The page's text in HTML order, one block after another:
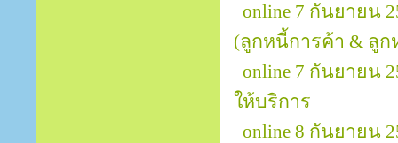
online 7 กันยายน
(ลูกหนี้การค้า & ลูก
online 7 กันยายน
ให้บริการ
online 8 กันยายน